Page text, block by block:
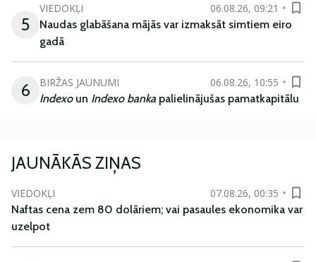
5
VIEDOKĻI
06.08.26, 09:21
Naudas glabāšana mājās var izmaksāt simtiem eiro
gadā
6 BIRŽAS JAUNUMI
06.08.26, 10:55
Indexoun Indexo banka palielinājušas pamatkapitālu
JAUNĀKĀS ZIŅAS
VIEDOKĻI
07.08.26, 00:35
Naftas cena zem 80 dolāriem; vai pasaules ekonomika var
uzelpot